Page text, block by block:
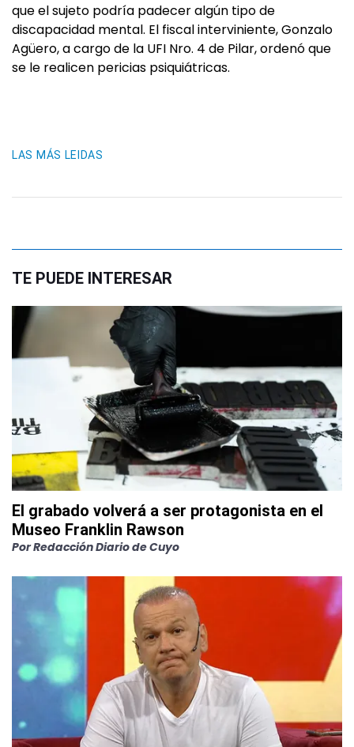
que el sujeto podría padecer algún tipo de
discapacidad mental. El fiscal interviniente, Gonzalo
Agüero, a cargo de la UFI Nro. 4 de Pilar, ordenó que
se le realicen pericias psiquiátricas.
LAS MÁS LEIDAS
TE PUEDE INTERESAR
El grabado volverá a ser protagonista en el
Museo Franklin Rawson
PorRedacción Diario de Cuyo